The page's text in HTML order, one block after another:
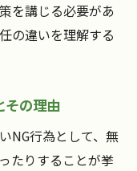
を講じる必要があ
の違いを理解する
その理由
NG行為として、無
たりすることが挙